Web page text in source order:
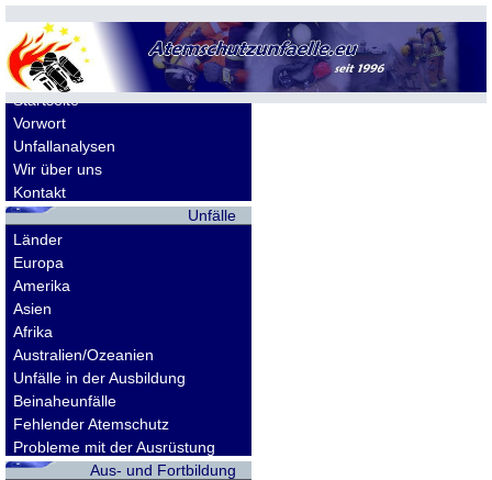
Allgemeines
Startseite
Vorwort
Unfallanalysen
Wir über uns
Kontakt
Unfälle
Länder
Europa
Amerika
Asien
Afrika
Australien/Ozeanien
Unfälle in der Ausbildung
Beinaheunfälle
Fehlender Atemschutz
Probleme mit der Ausrüstung
Aus- und Fortbildung